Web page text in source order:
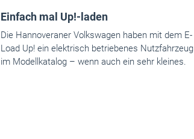
Einfach mal Up!-laden
Die Hannoveraner Volkswagen haben mit dem E-
Load Up! ein elektrisch betriebenes Nutzfahrzeug
im Modellkatalog – wenn auch ein sehr kleines.